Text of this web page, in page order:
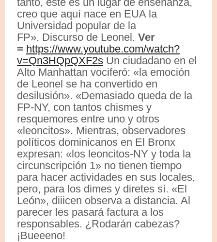
creo que aquí nace en EUA la
Universidad popular de la
FP». Discurso de Leonel. Ver
= https://www.youtube.com/watch?
v=Qn3HQpQXF2s Un ciudadano en el
Alto Manhattan vociferó: «la emoción
de Leonel se ha convertido en
desilusión». «Demasiado queda de la
FP-NY, con tantos chismes y
resquemores entre uno y otros
«leoncitos». Mientras, observadores
políticos dominicanos en El Bronx
expresan: «los leoncitos-NY y toda la
circunscripción 1» no tienen tiempo
para hacer actividades en sus locales,
pero, para los dimes y diretes sí. «El
León», diiicen observa a distancia. Al
parecer les pasará factura a los
responsables. ¿Rodarán cabezas?
¡Bueeeno!